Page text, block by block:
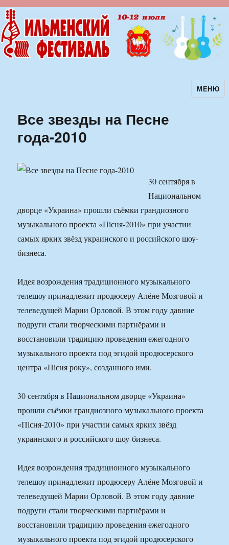
Ильменский фестиваль авторскойМЕНЮ
Все звезды на Песне
года-2010
30 сентября в
Национальном
дворце «Украина» прошли съёмки грандиозного
музыкального проекта «Пісня-2010» при участии
самых ярких звёзд украинского и российского шоу-
бизнеса.
Идея возрождения традиционного музыкального
телешоу принадлежит продюсеру Алёне Мозговой и
телеведущей Марии Орловой. В этом году давние
подруги стали творческими партнёрами и
восстановили традицию проведения ежегодного
музыкального проекта под эгидой продюсерского
центра «Пісня року», созданного ими.
30 сентября в Национальном дворце «Украина»
прошли съёмки грандиозного музыкального проекта
«Пісня-2010» при участии самых ярких звёзд
украинского и российского шоу-бизнеса.
Идея возрождения традиционного музыкального
телешоу принадлежит продюсеру Алёне Мозговой и
телеведущей Марии Орловой. В этом году давние
подруги стали творческими партнёрами и
восстановили традицию проведения ежегодного
музыкального проекта под эгидой продюсерского